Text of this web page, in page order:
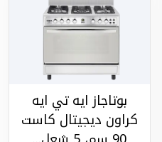
بوتاجاز ايه تي ايه
كراون ديجيتال كاست